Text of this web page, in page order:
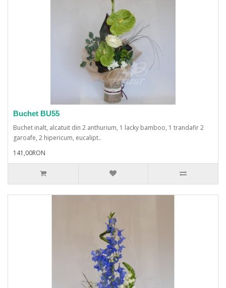
Buchet BU55
Buchet inalt, alcatuit din 2 anthurium, 1 lacky bamboo, 1 trandafir 2
garoafe, 2 hipericum, eucalipt..
141,00RON